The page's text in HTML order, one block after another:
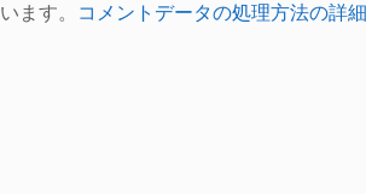
ます。
コメントデータの処理方法の詳